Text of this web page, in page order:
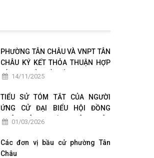
PHƯỜNG TÂN CHÂU VÀ VNPT TÂN
CHÂU KÝ KẾT THỎA THUẬN HỢP
TÁC CHUYỂN ĐỔI SỐ
14/11/2025
TIỂU SỬ TÓM TẮT CỦA NGƯỜI
ỨNG CỬ ĐẠI BIỂU HỘI ĐỒNG
NHÂN DÂN PHƯỜNG TÂN CHÂU
01/03/2026
Các đơn vị bầu cử phường Tân
Châu